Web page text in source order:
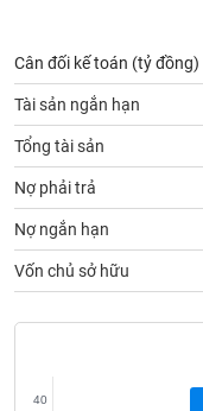
Cân đối kế toán (tỷ đồng)
Tài sản ngắn hạn
Tổng tài sản
Nợ phải trả
Nợ ngắn hạn
Vốn chủ sở hữu
40
DỊCH
VỤ
TRUYỀN
THÔNG
TIỆN
ÍCH
BẤT